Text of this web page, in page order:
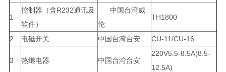
1
控制器（含R232通讯及
软件）
中国台湾威
伦
TH1800
2 电磁开关 中国台湾台安 CU-11/CU-16
3 热继电器 中国台湾台安
220V5.5-8.5A(8.5-
12.5A)